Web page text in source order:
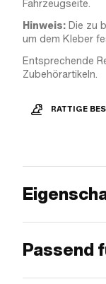
Fahrzeugseite.
Hinweis: Die zu
um dem Kleber
Entsprechende
Zubehörartikeln.
RATTIGE
Passend